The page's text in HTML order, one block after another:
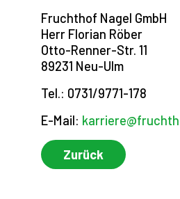
Fruchthof Nagel GmbH
Herr Florian Röber
Otto-Renner-Str. 11
89231 Neu-Ulm
Tel.: 0731/9771-178
E-Mail:
Zurück